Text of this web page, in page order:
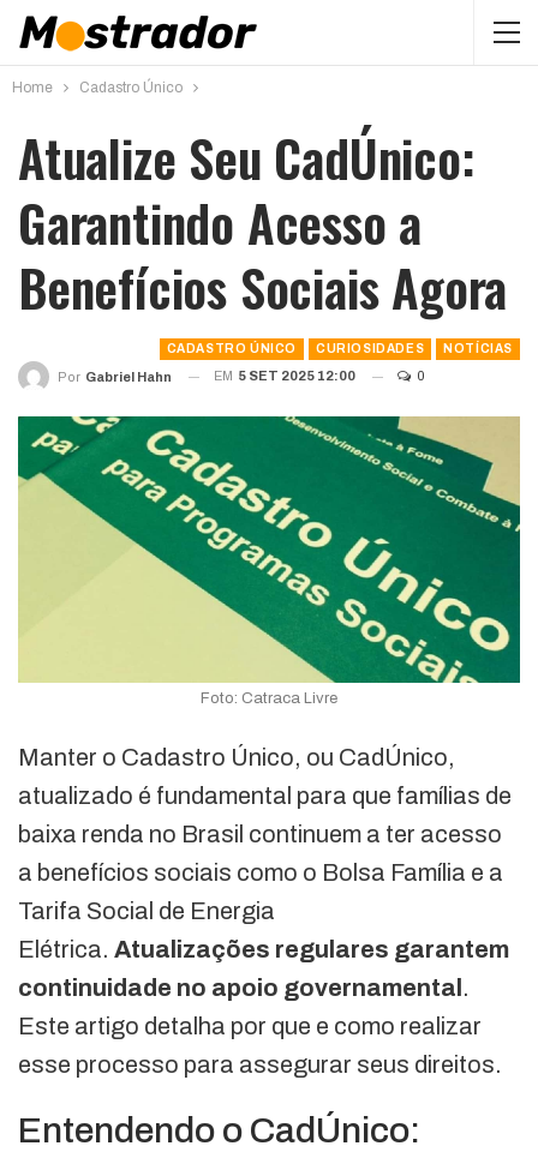
Home Cadastro Único
Atualize Seu CadÚnico:
Garantindo Acesso a
Benefícios Sociais Agora
CADASTRO ÚNICO CURIOSIDADES NOTÍCIAS
Por Gabriel Hahn EM 5 SET 2025 12:00 0
Foto: Catraca Livre
Manter o Cadastro Único, ou CadÚnico,
atualizado é fundamental para que famílias de
baixa renda no Brasil continuem a ter acesso
a benefícios sociais como o Bolsa Família e a
Tarifa Social de Energia
Elétrica. Atualizações regulares garantem
continuidade no apoio governamental .
Este artigo detalha por que e como realizar
esse processo para assegurar seus direitos.
Entendendo o CadÚnico: